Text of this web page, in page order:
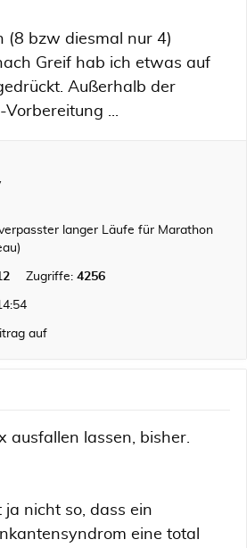
(8 bzw diesmal nur 4)
Greif hab ich etwas auf
Außerhalb der
Vorbereitung ...
langer Läufe für Marathon
Zugriffe: 4256
auf
ausfallen lassen, bisher.
ja nicht so, dass ein
eine total